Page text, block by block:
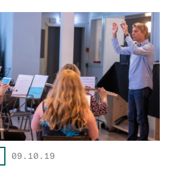
09.10.19